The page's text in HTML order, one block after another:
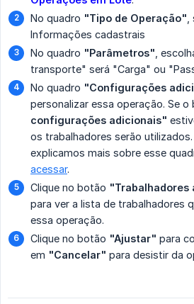
No quadro "Tipo de Operação"
Informações cadastrais
No quadro "Parâmetros" ,
transporte" será "Carga" ou
No quadro "Configurações
personalizar essa operação. Se o
configurações adicionais"
os trabalhadores serão
explicamos mais sobre esse
acessar.
Clique no botão "Trabalhadores
para ver a lista de trabalhadores
essa operação.
Clique no botão "Ajustar" para
em "Cancelar" para desistir da